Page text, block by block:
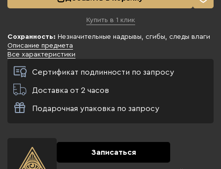
Купить в 1 клик
Сохранность: Незначительные надрывы, сгибы, следы влаги
Описание предмета
Все характеристики
Сертификат подлинности по запросу
Доставка от 2 часов
Подарочная упаковка по запросу
Записаться